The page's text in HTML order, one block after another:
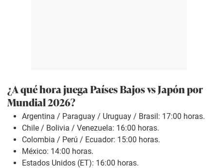
¿A qué hora juega Países Bajos vs Japónpor
Mundial 2026?
Argentina / Paraguay / Uruguay / Brasil: 17:00 horas.
Chile / Bolivia / Venezuela: 16:00 horas.
Colombia / Perú / Ecuador: 15:00 horas.
México: 14:00 horas.
Estados Unidos (ET): 16:00 horas.